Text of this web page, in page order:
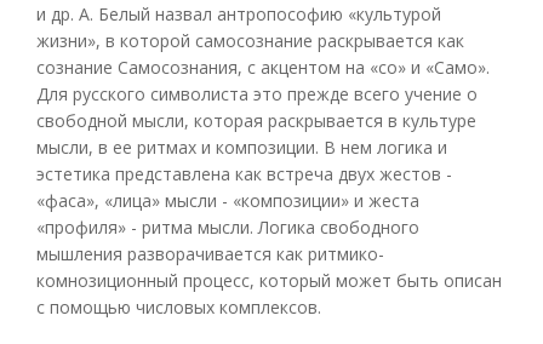
и др. А. Белый назвал антропософию «культурой
жизни», в которой самосознание раскрывается как
сознание Самосознания, с акцентом на «со» и «Само».
Для русского символиста это прежде всего учение о
свободной мысли, которая раскрывается в культуре
мысли, в ее ритмах и композиции. В нем логика и
эстетика представлена как встреча двух жестов -
«фаса», «лица» мысли - «композиции» и жеста
«профиля» - ритма мысли. Логика свободного
мышления разворачивается как ритмико-
комнозиционный процесс, который может быть описан
с помощью числовых комплексов.